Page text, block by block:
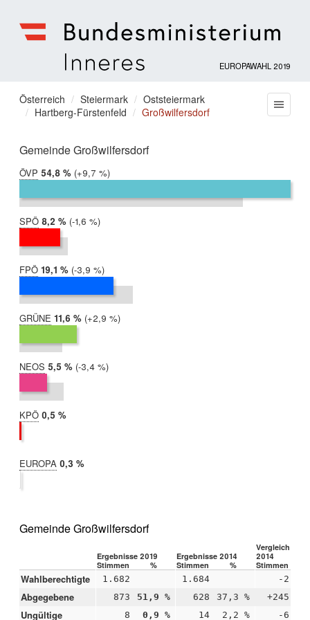
für
Inneres
EUROPAWAHL 2019
Sie
befinden
hier:
Österreich Steiermark
Oststeiermark
Hartberg-Fürstenfeld
Großwilfersdorf
Gemeinde Großwilfersdorf
ÖVP 2019:
54,8 %
2014:
45,1 %
Differenz:
+9,7 %
SPÖ 2019:
8,2 %
2014:
9,8 %
Differenz:
-1,6 %
FPÖ 2019:
19,1 %
2014:
23,0 %
Differenz:
-3,9 %
GRÜNE 2019:
11,6 %
2014:
8,6 %
Differenz:
+2,9 %
NEOS 2019:
5,5 %
2014:
9,0 %
Differenz:
-3,4 %
KPÖ 2019:
0,5 %
EUROPA 2019:
0,3 %
Gemeinde Großwilfersdorf
Ergebnisse 2019 Ergebnisse 2014
Vergleich
2014
Stimmen
% Stimmen % Stimmen
Wahlberechtigte 1.682 1.684 -2
Abgegebene 873 51,9 % 628 37,3 % +245
Ungültige 8 0,9 % 14 2,2 % -6